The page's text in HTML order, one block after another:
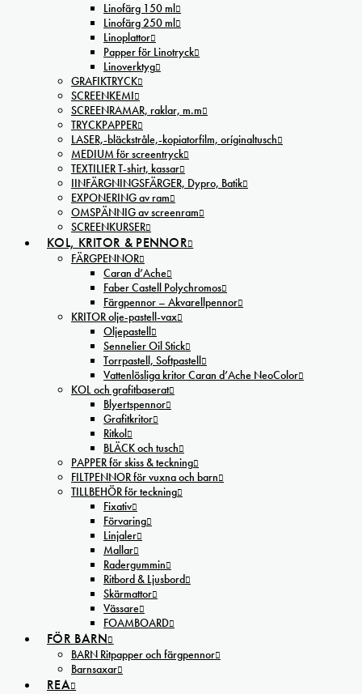
Linofärg 150 ml
Linofärg 250 ml
Linoplattor
Papper för Linotryck
Linoverktyg
GRAFIKTRYCK
SCREENKEMI
SCREENRAMAR, raklar, m.m
TRYCKPAPPER
LASER,-bläckstråle,-kopiatorfilm, oríginaltusch
MEDIUM för screentryck
TEXTILIER T-shirt, kassar
IINFÄRGNINGSFÄRGER, Dypro, Batik
EXPONERING av ram
OMSPÄNNIG av screenram
SCREENKURSER
KOL, KRITOR & PENNOR
FÄRGPENNOR
Caran d’Ache
Faber Castell Polychromos
Färgpennor – Akvarellpennor
KRITOR olje-pastell-vax
Oljepastell
Sennelier Oil Stick
Torrpastell, Softpastell
Vattenlösliga kritor Caran d’Ache NeoColor
KOL och grafitbaserat
Blyertspennor
Grafitkritor
Ritkol
BLÄCK och tusch
PAPPER för skiss & teckning
FILTPENNOR för vuxna och barn
TILLBEHÖR för teckning
Fixativ
Förvaring
Linjaler
Mallar
Radergummin
Ritbord & Ljusbord
Skärmattor
Vässare
FOAMBOARD
FÖR BARN
BARN Ritpapper och färgpennor
Barnsaxar
REA